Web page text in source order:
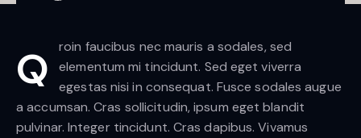
Q
roin faucibus nec mauris a sodales, sed
elementum mi tincidunt. Sed eget viverra
egestas nisi in consequat. Fusce sodales augue
a accumsan. Cras sollicitudin, ipsum eget blandit
pulvinar. Integer tincidunt. Cras dapibus. Vivamus